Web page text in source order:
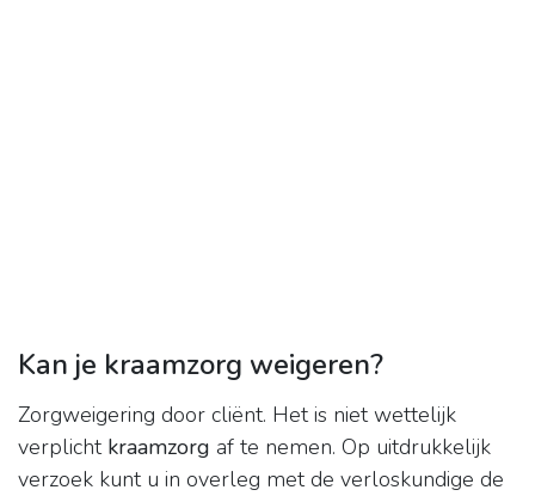
Kan je kraamzorg weigeren?
Zorgweigering door cliënt. Het is niet wettelijk
verplicht kraamzorg af te nemen. Op uitdrukkelijk
verzoek kunt u in overleg met de verloskundige de